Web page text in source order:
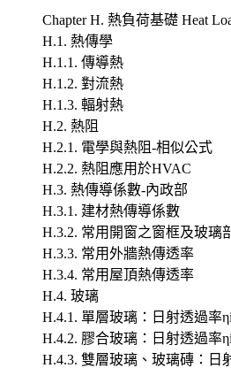
Chapter H. 熱負荷基礎 Heat
H.1. 熱傳學
H.1.1. 傳導熱
H.1.2. 對流熱
H.1.3. 輻射熱
H.2. 熱阻
H.2.1. 電學與熱阻-相似公式
H.2.2. 熱阻應用於HVAC
H.3. 熱傳導係數-內政部
H.3.1. 建材熱傳導係數
H.3.2. 常用開窗之窗框及玻璃
H.3.3. 常用外牆熱傳透率
H.3.4. 常用屋頂熱傳透率
H.4. 玻璃
H.4.1. 單層玻璃：日射透過率
H.4.2. 膠合玻璃：日射透過率
H.4.3. 雙層玻璃、玻璃磚：日